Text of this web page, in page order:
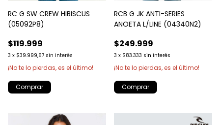
RC G SW CREW HIBISCUS
(05092P8)
$119.999
3 x $39.999,67 sin interés
¡No te lo pierdas, es el último!
Comprar
RCB G JK ANTI-SERIES
ANOETA L/LINE (04340N2)
$249.999
3 x $83.333 sin interés
¡No te lo pierdas, es el último!
Comprar